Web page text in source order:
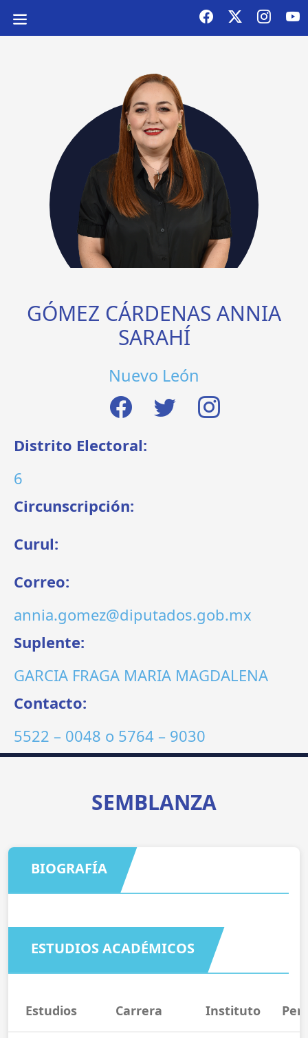
GÓMEZ CÁRDENAS ANNIA
SARAHÍ
Nuevo León
Distrito Electoral:
6
Circunscripción:
Curul:
Correo:
annia.gomez@diputados.gob.mx
Suplente:
GARCIA FRAGA MARIA MAGDALENA
Contacto:
5522 – 0048 o 5764 – 9030
SEMBLANZA
BIOGRAFÍA
ESTUDIOS ACADÉMICOS
Estudios Carrera Instituto